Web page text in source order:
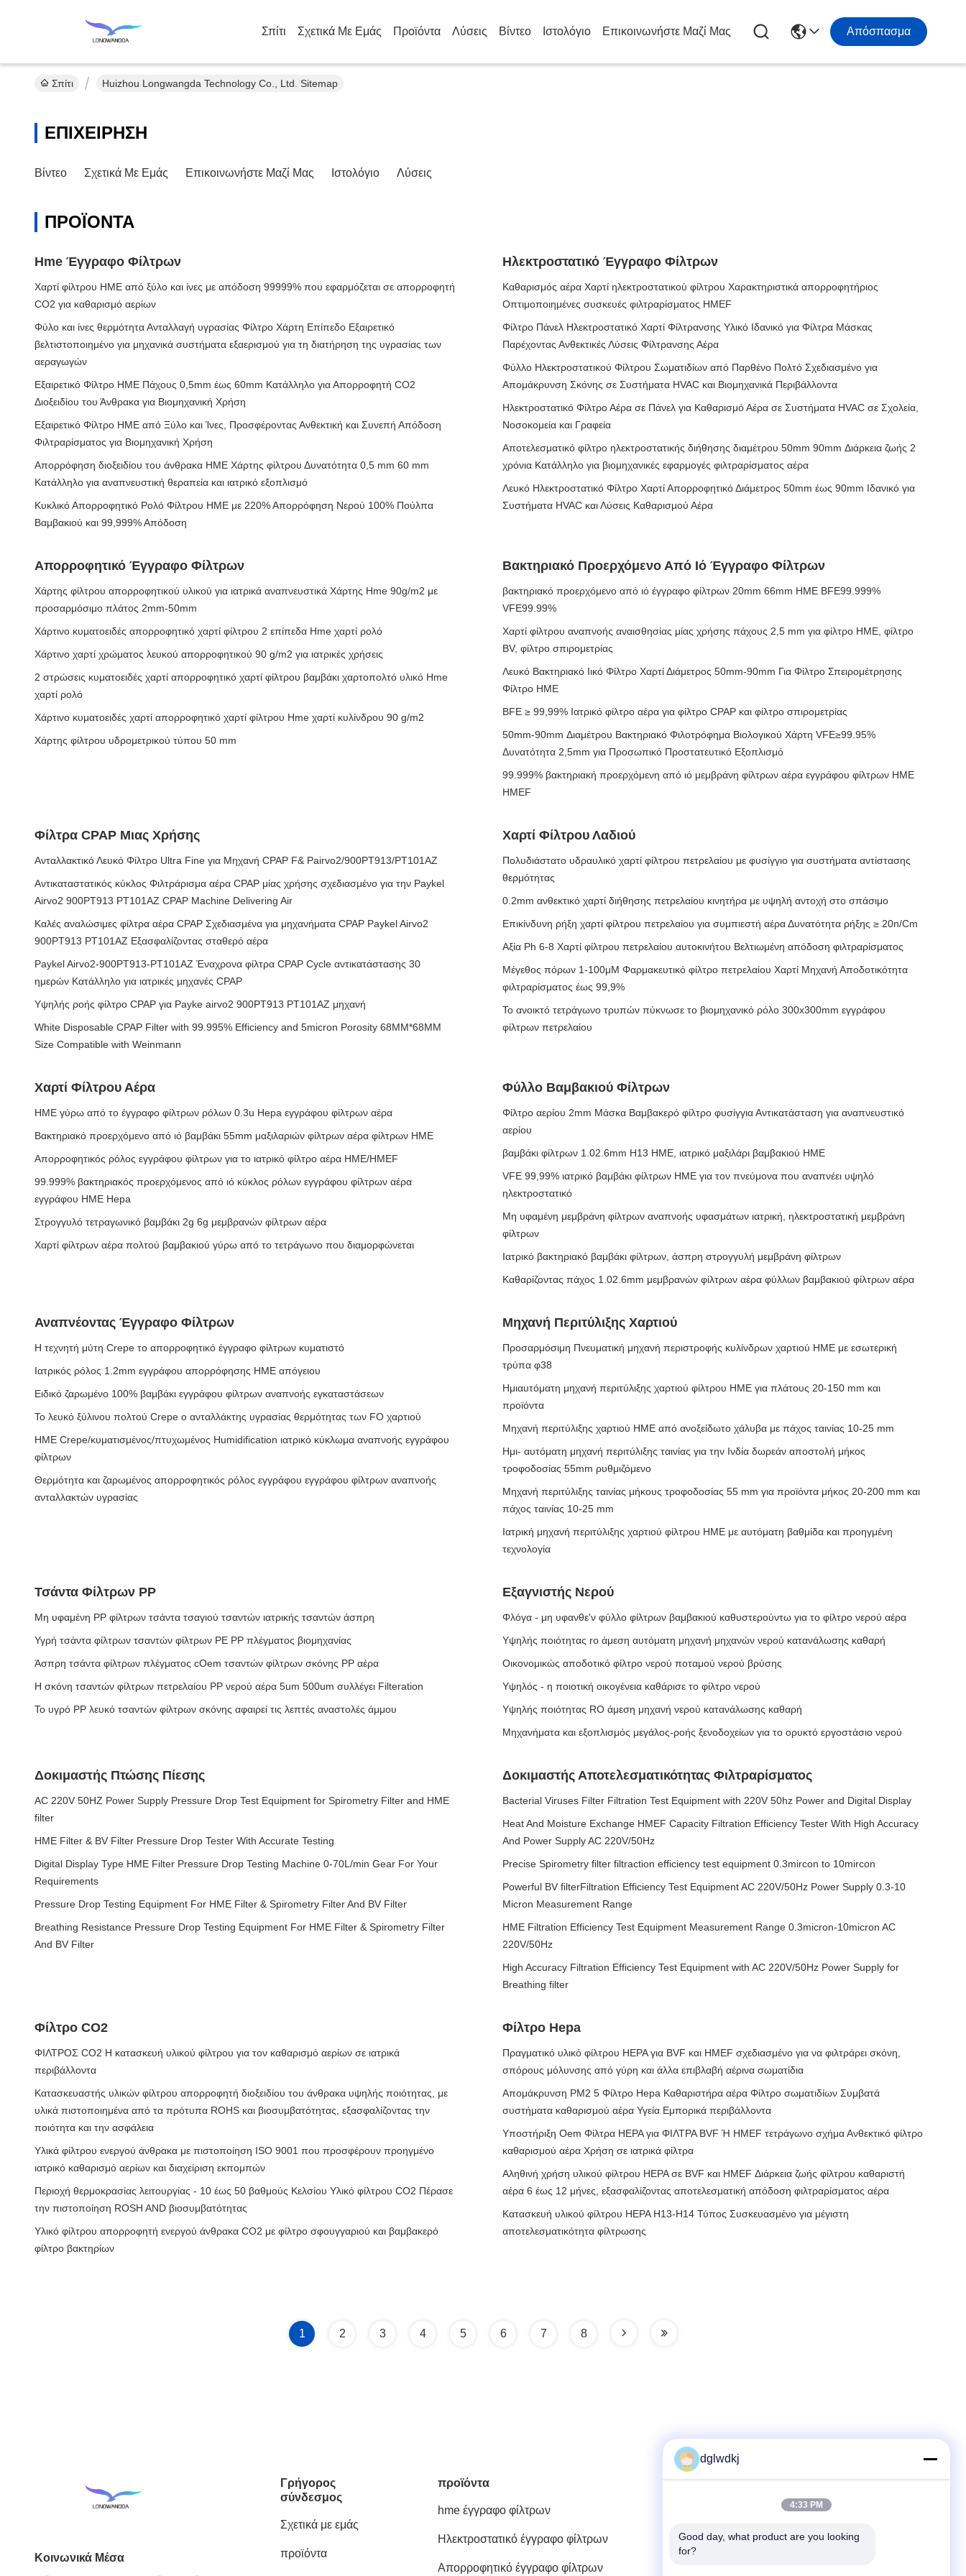
Σπίτι Σχετικά Με Εμάς Προϊόντα Λύσεις Βίντεο Ιστολόγιο Επικοινωνήστε Μαζί Μας Απόσπασμα
Σπίτι Huizhou Longwangda Technology Co., Ltd. Sitemap
ΕΠΙΧΕΊΡΗΣΗ
Βίντεο Σχετικά Με Εμάς Επικοινωνήστε Μαζί Μας Ιστολόγιο Λύσεις
ΠΡΟΪΌΝΤΑ
Hme Έγγραφο Φίλτρων
Χαρτί φίλτρου HME από ξύλο και ίνες με απόδοση 99999% που εφαρμόζεται σε απορροφητή
CO2 για καθαρισμό αερίων
Φύλο και ίνες θερμότητα Ανταλλαγή υγρασίας Φίλτρο Χάρτη Επίπεδο Εξαιρετικό
βελτιστοποιημένο για μηχανικά συστήματα εξαερισμού για τη διατήρηση της υγρασίας των
αεραγωγών
Εξαιρετικό Φίλτρο HME Πάχους 0,5mm έως 60mm Κατάλληλο για Απορροφητή CO2
Διοξειδίου του Άνθρακα για Βιομηχανική Χρήση
Εξαιρετικό Φίλτρο HME από Ξύλο και Ίνες, Προσφέροντας Ανθεκτική και Συνεπή Απόδοση
Φιλτραρίσματος για Βιομηχανική Χρήση
Απορρόφηση διοξειδίου του άνθρακα HME Χάρτης φίλτρου Δυνατότητα 0,5 mm 60 mm
Κατάλληλο για αναπνευστική θεραπεία και ιατρικό εξοπλισμό
Κυκλικό Απορροφητικό Ρολό Φίλτρου HME με 220% Απορρόφηση Νερού 100% Πούλπα
Βαμβακιού και 99,999% Απόδοση
Ηλεκτροστατικό Έγγραφο Φίλτρων
Καθαρισμός αέρα Χαρτί ηλεκτροστατικού φίλτρου Χαρακτηριστικά απορροφητήριος
Οπτιμοποιημένες συσκευές φιλτραρίσματος HMEF
Φίλτρο Πάνελ Ηλεκτροστατικό Χαρτί Φίλτρανσης Υλικό Ιδανικό για Φίλτρα Μάσκας
Παρέχοντας Ανθεκτικές Λύσεις Φίλτρανσης Αέρα
Φύλλο Ηλεκτροστατικού Φίλτρου Σωματιδίων από Παρθένο Πολτό Σχεδιασμένο για
Απομάκρυνση Σκόνης σε Συστήματα HVAC και Βιομηχανικά Περιβάλλοντα
Ηλεκτροστατικό Φίλτρο Αέρα σε Πάνελ για Καθαρισμό Αέρα σε Συστήματα HVAC σε Σχολεία,
Νοσοκομεία και Γραφεία
Αποτελεσματικό φίλτρο ηλεκτροστατικής διήθησης διαμέτρου 50mm 90mm Διάρκεια ζωής 2
χρόνια Κατάλληλο για βιομηχανικές εφαρμογές φιλτραρίσματος αέρα
Λευκό Ηλεκτροστατικό Φίλτρο Χαρτί Απορροφητικό Διάμετρος 50mm έως 90mm Ιδανικό για
Συστήματα HVAC και Λύσεις Καθαρισμού Αέρα
Απορροφητικό Έγγραφο Φίλτρων
Χάρτης φίλτρου απορροφητικού υλικού για ιατρικά αναπνευστικά Χάρτης Hme 90g/m2 με
προσαρμόσιμο πλάτος 2mm-50mm
Χάρτινο κυματοειδές απορροφητικό χαρτί φίλτρου 2 επίπεδα Hme χαρτί ρολό
Χάρτινο χαρτί χρώματος λευκού απορροφητικού 90 g/m2 για ιατρικές χρήσεις
2 στρώσεις κυματοειδές χαρτί απορροφητικό χαρτί φίλτρου βαμβάκι χαρτοπολτό υλικό Hme
χαρτί ρολό
Χάρτινο κυματοειδές χαρτί απορροφητικό χαρτί φίλτρου Hme χαρτί κυλίνδρου 90 g/m2
Χάρτης φίλτρου υδρομετρικού τύπου 50 mm
Βακτηριακό Προερχόμενο Από Ιό Έγγραφο Φίλτρων
βακτηριακό προερχόμενο από ιό έγγραφο φίλτρων 20mm 66mm HME BFE99.999%
VFE99.99%
Χαρτί φίλτρου αναπνοής αναισθησίας μίας χρήσης πάχους 2,5 mm για φίλτρο HME, φίλτρο
BV, φίλτρο σπιρομετρίας
Λευκό Βακτηριακό Ιικό Φίλτρο Χαρτί Διάμετρος 50mm-90mm Για Φίλτρο Σπειρομέτρησης
Φίλτρο HME
BFE ≥ 99,99% Ιατρικό φίλτρο αέρα για φίλτρο CPAP και φίλτρο σπιρομετρίας
50mm-90mm Διαμέτρου Βακτηριακό Φιλοτρόφημα Βιολογικού Χάρτη VFE≥99.95%
Δυνατότητα 2,5mm για Προσωπικό Προστατευτικό Εξοπλισμό
99.999% βακτηριακή προερχόμενη από ιό μεμβράνη φίλτρων αέρα εγγράφου φίλτρων HME
HMEF
Φίλτρα CPAP Μιας Χρήσης
Ανταλλακτικό Λευκό Φίλτρο Ultra Fine για Μηχανή CPAP F& Pairvo2/900PT913/PT101AZ
Αντικαταστατικός κύκλος Φιλτράρισμα αέρα CPAP μίας χρήσης σχεδιασμένο για την Paykel
Airvo2 900PT913 PT101AZ CPAP Machine Delivering Air
Καλές αναλώσιμες φίλτρα αέρα CPAP Σχεδιασμένα για μηχανήματα CPAP Paykel Airvo2
900PT913 PT101AZ Εξασφαλίζοντας σταθερό αέρα
Paykel Airvo2-900PT913-PT101AZ Έναχρονα φίλτρα CPAP Cycle αντικατάστασης 30
ημερών Κατάλληλο για ιατρικές μηχανές CPAP
Υψηλής ροής φίλτρο CPAP για Payke airvo2 900PT913 PT101AZ μηχανή
White Disposable CPAP Filter with 99.995% Efficiency and 5micron Porosity 68MM*68MM
Size Compatible with Weinmann
Χαρτί Φίλτρου Λαδιού
Πολυδιάστατο υδραυλικό χαρτί φίλτρου πετρελαίου με φυσίγγιο για συστήματα αντίστασης
θερμότητας
0.2mm ανθεκτικό χαρτί διήθησης πετρελαίου κινητήρα με υψηλή αντοχή στο σπάσιμο
Επικίνδυνη ρήξη χαρτί φίλτρου πετρελαίου για συμπιεστή αέρα Δυνατότητα ρήξης ≥ 20n/Cm
Αξία Ph 6-8 Χαρτί φίλτρου πετρελαίου αυτοκινήτου Βελτιωμένη απόδοση φιλτραρίσματος
Μέγεθος πόρων 1-100μM Φαρμακευτικό φίλτρο πετρελαίου Χαρτί Μηχανή Αποδοτικότητα
φιλτραρίσματος έως 99,9%
Το ανοικτό τετράγωνο τρυπών πύκνωσε το βιομηχανικό ρόλο 300x300mm εγγράφου
φίλτρων πετρελαίου
Χαρτί Φίλτρου Αέρα
HME γύρω από το έγγραφο φίλτρων ρόλων 0.3u Hepa εγγράφου φίλτρων αέρα
Βακτηριακό προερχόμενο από ιό βαμβάκι 55mm μαξιλαριών φίλτρων αέρα φίλτρων HME
Απορροφητικός ρόλος εγγράφου φίλτρων για το ιατρικό φίλτρο αέρα HME/HMEF
99.999% βακτηριακός προερχόμενος από ιό κύκλος ρόλων εγγράφου φίλτρων αέρα
εγγράφου HME Hepa
Στρογγυλό τετραγωνικό βαμβάκι 2g 6g μεμβρανών φίλτρων αέρα
Χαρτί φίλτρων αέρα πολτού βαμβακιού γύρω από το τετράγωνο που διαμορφώνεται
Φύλλο Βαμβακιού Φίλτρων
Φίλτρο αερίου 2mm Μάσκα Βαμβακερό φίλτρο φυσίγγια Αντικατάσταση για αναπνευστικό
αερίου
βαμβάκι φίλτρων 1.02.6mm H13 HME, ιατρικό μαξιλάρι βαμβακιού HME
VFE 99,99% ιατρικό βαμβάκι φίλτρων HME για τον πνεύμονα που αναπνέει υψηλό
ηλεκτροστατικό
Μη υφαμένη μεμβράνη φίλτρων αναπνοής υφασμάτων ιατρική, ηλεκτροστατική μεμβράνη
φίλτρων
Ιατρικό βακτηριακό βαμβάκι φίλτρων, άσπρη στρογγυλή μεμβράνη φίλτρων
Καθαρίζοντας πάχος 1.02.6mm μεμβρανών φίλτρων αέρα φύλλων βαμβακιού φίλτρων αέρα
Αναπνέοντας Έγγραφο Φίλτρων
Η τεχνητή μύτη Crepe το απορροφητικό έγγραφο φίλτρων κυματιστό
Ιατρικός ρόλος 1.2mm εγγράφου απορρόφησης HME απόγειου
Ειδικό ζαρωμένο 100% βαμβάκι εγγράφου φίλτρων αναπνοής εγκαταστάσεων
Το λευκό ξύλινου πολτού Crepe ο ανταλλάκτης υγρασίας θερμότητας των FO χαρτιού
HME Crepe/κυματισμένος/πτυχωμένος Humidification ιατρικό κύκλωμα αναπνοής εγγράφου
φίλτρων
Θερμότητα και ζαρωμένος απορροφητικός ρόλος εγγράφου εγγράφου φίλτρων αναπνοής
ανταλλακτών υγρασίας
Μηχανή Περιτύλιξης Χαρτιού
Προσαρμόσιμη Πνευματική μηχανή περιστροφής κυλίνδρων χαρτιού HME με εσωτερική
τρύπα φ38
Ημιαυτόματη μηχανή περιτύλιξης χαρτιού φίλτρου HME για πλάτους 20-150 mm και
προϊόντα
Μηχανή περιτύλιξης χαρτιού HME από ανοξείδωτο χάλυβα με πάχος ταινίας 10-25 mm
Ημι- αυτόματη μηχανή περιτύλιξης ταινίας για την Ινδία δωρεάν αποστολή μήκος
τροφοδοσίας 55mm ρυθμιζόμενο
Μηχανή περιτύλιξης ταινίας μήκους τροφοδοσίας 55 mm για προϊόντα μήκος 20-200 mm και
πάχος ταινίας 10-25 mm
Ιατρική μηχανή περιτύλιξης χαρτιού φίλτρου HME με αυτόματη βαθμίδα και προηγμένη
τεχνολογία
Τσάντα Φίλτρων PP
Μη υφαμένη PP φίλτρων τσάντα τσαγιού τσαντών ιατρικής τσαντών άσπρη
Υγρή τσάντα φίλτρων τσαντών φίλτρων PE PP πλέγματος βιομηχανίας
Άσπρη τσάντα φίλτρων πλέγματος cOem τσαντών φίλτρων σκόνης PP αέρα
Η σκόνη τσαντών φίλτρων πετρελαίου PP νερού αέρα 5um 500um συλλέγει Filteration
Το υγρό PP λευκό τσαντών φίλτρων σκόνης αφαιρεί τις λεπτές αναστολές άμμου
Εξαγνιστής Νερού
Φλόγα - μη υφανθε'ν φύλλο φίλτρων βαμβακιού καθυστερούντω για το φίλτρο νερού αέρα
Υψηλής ποιότητας ro άμεση αυτόματη μηχανή μηχανών νερού κατανάλωσης καθαρή
Οικονομικώς αποδοτικό φίλτρο νερού ποταμού νερού βρύσης
Υψηλός - η ποιοτική οικογένεια καθάρισε το φίλτρο νερού
Υψηλής ποιότητας RO άμεση μηχανή νερού κατανάλωσης καθαρή
Μηχανήματα και εξοπλισμός μεγάλος-ροής ξενοδοχείων για το ορυκτό εργοστάσιο νερού
Δοκιμαστής Πτώσης Πίεσης
AC 220V 50HZ Power Supply Pressure Drop Test Equipment for Spirometry Filter and HME
filter
HME Filter & BV Filter Pressure Drop Tester With Accurate Testing
Digital Display Type HME Filter Pressure Drop Testing Machine 0-70L/min Gear For Your
Requirements
Pressure Drop Testing Equipment For HME Filter & Spirometry Filter And BV Filter
Breathing Resistance Pressure Drop Testing Equipment For HME Filter & Spirometry Filter
And BV Filter
Δοκιμαστής Αποτελεσματικότητας Φιλτραρίσματος
Bacterial Viruses Filter Filtration Test Equipment with 220V 50hz Power and Digital Display
Heat And Moisture Exchange HMEF Capacity Filtration Efficiency Tester With High Accuracy
And Power Supply AC 220V/50Hz
Precise Spirometry filter filtraction efficiency test equipment 0.3mircon to 10mircon
Powerful BV filterFiltration Efficiency Test Equipment AC 220V/50Hz Power Supply 0.3-10
Micron Measurement Range
HME Filtration Efficiency Test Equipment Measurement Range 0.3micron-10micron AC
220V/50Hz
High Accuracy Filtration Efficiency Test Equipment with AC 220V/50Hz Power Supply for
Breathing filter
Φίλτρο CO2
ΦΙΛΤΡΟΣ CO2 Η κατασκευή υλικού φίλτρου για τον καθαρισμό αερίων σε ιατρικά
περιβάλλοντα
Κατασκευαστής υλικών φίλτρου απορροφητή διοξειδίου του άνθρακα υψηλής ποιότητας, με
υλικά πιστοποιημένα από τα πρότυπα ROHS και βιοσυμβατότητας, εξασφαλίζοντας την
ποιότητα και την ασφάλεια
Υλικά φίλτρου ενεργού άνθρακα με πιστοποίηση ISO 9001 που προσφέρουν προηγμένο
ιατρικό καθαρισμό αερίων και διαχείριση εκπομπών
Περιοχή θερμοκρασίας λειτουργίας - 10 έως 50 βαθμούς Κελσίου Υλικό φίλτρου CO2 Πέρασε
την πιστοποίηση ROSH AND βιοσυμβατότητας
Υλικό φίλτρου απορροφητή ενεργού άνθρακα CO2 με φίλτρο σφουγγαριού και βαμβακερό
φίλτρο βακτηρίων
Φίλτρο Hepa
Πραγματικό υλικό φίλτρου HEPA για BVF και HMEF σχεδιασμένο για να φιλτράρει σκόνη,
σπόρους μόλυνσης από γύρη και άλλα επιβλαβή αέρινα σωματίδια
Απομάκρυνση PM2 5 Φίλτρο Hepa Καθαριστήρα αέρα Φίλτρο σωματιδίων Συμβατά
συστήματα καθαρισμού αέρα Υγεία Εμπορικά περιβάλλοντα
Υποστήριξη Oem Φίλτρα HEPA για ΦΙΛΤΡΑ BVF Ή HMEF τετράγωνο σχήμα Ανθεκτικό φίλτρο
καθαρισμού αέρα Χρήση σε ιατρικά φίλτρα
Αληθινή χρήση υλικού φίλτρου HEPA σε BVF και HMEF Διάρκεια ζωής φίλτρου καθαριστή
αέρα 6 έως 12 μήνες, εξασφαλίζοντας αποτελεσματική απόδοση φιλτραρίσματος αέρα
Κατασκευή υλικού φίλτρου HEPA H13-H14 Τύπος Συσκευασμένο για μέγιστη
αποτελεσματικότητα φίλτρωσης
1 2 3 4 5 6 7 8
Κοινωνικά Μέσα
Γρήγορος
σύνδεσμος
Σχετικά με εμάς
προϊόντα
προϊόντα
hme έγγραφο φίλτρων
Ηλεκτροστατικό έγγραφο φίλτρων
Απορροφητικό έγγραφο φίλτρων
Γρήγορη επικοινωνία
Τηλεφώνημα
86-135-4928-4581
dglwdkj
4:33 PM
Good day, what product are you looking
for?